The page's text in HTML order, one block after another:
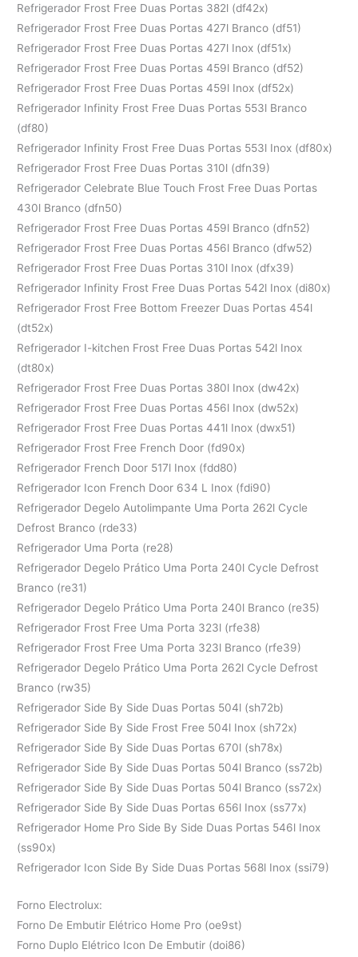
Refrigerador Frost Free Duas Portas 382l (df42x)
Refrigerador Frost Free Duas Portas 427l Branco (df51)
Refrigerador Frost Free Duas Portas 427l Inox (df51x)
Refrigerador Frost Free Duas Portas 459l Branco (df52)
Refrigerador Frost Free Duas Portas 459l Inox (df52x)
Refrigerador Infinity Frost Free Duas Portas 553l Branco
(df80)
Refrigerador Infinity Frost Free Duas Portas 553l Inox (df80x)
Refrigerador Frost Free Duas Portas 310l (dfn39)
Refrigerador Celebrate Blue Touch Frost Free Duas Portas
430l Branco (dfn50)
Refrigerador Frost Free Duas Portas 459l Branco (dfn52)
Refrigerador Frost Free Duas Portas 456l Branco (dfw52)
Refrigerador Frost Free Duas Portas 310l Inox (dfx39)
Refrigerador Infinity Frost Free Duas Portas 542l Inox (di80x)
Refrigerador Frost Free Bottom Freezer Duas Portas 454l
(dt52x)
Refrigerador I-kitchen Frost Free Duas Portas 542l Inox
(dt80x)
Refrigerador Frost Free Duas Portas 380l Inox (dw42x)
Refrigerador Frost Free Duas Portas 456l Inox (dw52x)
Refrigerador Frost Free Duas Portas 441l Inox (dwx51)
Refrigerador Frost Free French Door (fd90x)
Refrigerador French Door 517l Inox (fdd80)
Refrigerador Icon French Door 634 L Inox (fdi90)
Refrigerador Degelo Autolimpante Uma Porta 262l Cycle
Defrost Branco (rde33)
Refrigerador Uma Porta (re28)
Refrigerador Degelo Prático Uma Porta 240l Cycle Defrost
Branco (re31)
Refrigerador Degelo Prático Uma Porta 240l Branco (re35)
Refrigerador Frost Free Uma Porta 323l (rfe38)
Refrigerador Frost Free Uma Porta 323l Branco (rfe39)
Refrigerador Degelo Prático Uma Porta 262l Cycle Defrost
Branco (rw35)
Refrigerador Side By Side Duas Portas 504l (sh72b)
Refrigerador Side By Side Frost Free 504l Inox (sh72x)
Refrigerador Side By Side Duas Portas 670l (sh78x)
Refrigerador Side By Side Duas Portas 504l Branco (ss72b)
Refrigerador Side By Side Duas Portas 504l Branco (ss72x)
Refrigerador Side By Side Duas Portas 656l Inox (ss77x)
Refrigerador Home Pro Side By Side Duas Portas 546l Inox
(ss90x)
Refrigerador Icon Side By Side Duas Portas 568l Inox (ssi79)
Forno Electrolux:
Forno De Embutir Elétrico Home Pro (oe9st)
Forno Duplo Elétrico Icon De Embutir (doi86)